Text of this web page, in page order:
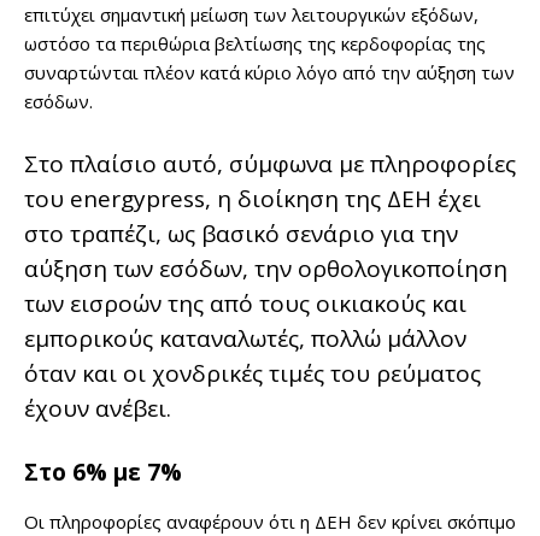
επιτύχει σημαντική μείωση των λειτουργικών εξόδων,
ωστόσο τα περιθώρια βελτίωσης της κερδοφορίας της
συναρτώνται πλέον κατά κύριο λόγο από την αύξηση των
εσόδων.
Στο πλαίσιο αυτό, σύμφωνα με πληροφορίες
του energypress, η διοίκηση της ΔΕΗ έχει
στο τραπέζι, ως βασικό σενάριο για την
αύξηση των εσόδων, την ορθολογικοποίηση
των εισροών της από τους οικιακούς και
εμπορικούς καταναλωτές, πολλώ μάλλον
όταν και οι χονδρικές τιμές του ρεύματος
έχουν ανέβει.
Στο 6% με 7%
Οι πληροφορίες αναφέρουν ότι η ΔΕΗ δεν κρίνει σκόπιμο